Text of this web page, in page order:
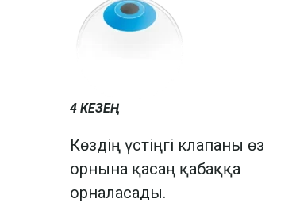
4 КЕЗЕҢ
Көздің үстіңгі клапаны өз
орнына қасаң қабаққа
орналасады.